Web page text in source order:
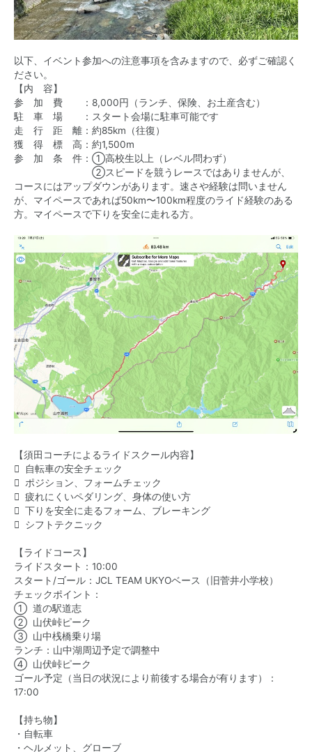
以下、イベント参加への注意事項を含みますので、必ずご確認く
ださい。
【内 容】
参 加 費 ：8,000円（ランチ、保険、お土産含む）
駐 車 場 ：スタート会場に駐車可能です
走 行 距 離：約85km（往復）
獲 得 標 高：約1,500m
参 加 条 件：①高校生以上（レベル問わず）
②スピードを競うレースではありませんが、
コースにはアップダウンがあります。速さや経験は問いません
が、マイペースであれば50km〜100km程度のライド経験のある
方。マイペースで下りを安全に走れる方。
【須田コーチによるライドスクール内容】
 自転車の安全チェック
 ポジション、フォームチェック
 疲れにくいペダリング、身体の使い方
 下りを安全に走るフォーム、ブレーキング
 シフトテクニック
【ライドコース】
ライドスタート：10:00
スタート/ゴール：JCL TEAM UKYOベース（旧菅井小学校）
チェックポイント：
① 道の駅道志
② 山伏峠ピーク
③ 山中桟橋乗り場
ランチ：山中湖周辺予定で調整中
④ 山伏峠ピーク
ゴール予定（当日の状況により前後する場合が有ります）：
17:00
【持ち物】
・自転車
・ヘルメット、グローブ